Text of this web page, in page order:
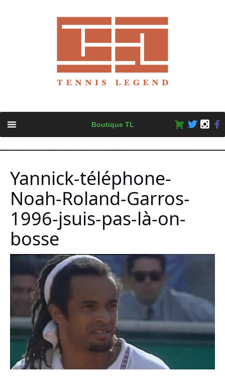
content
Boutique TL
Yannick-téléphone-
Noah-Roland-Garros-
1996-jsuis-pas-là-on-
bosse